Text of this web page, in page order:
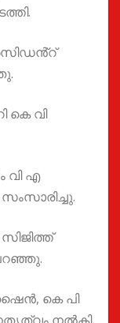
കെ വി
വി എ
സിജിത്ത്
ഷൈൻ, കെ പി